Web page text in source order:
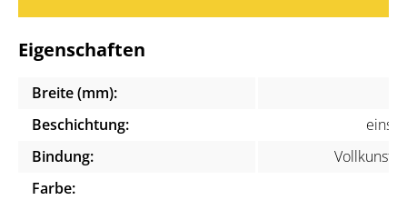
Eigenschaften
Breite (mm):
Beschichtung:
Bindung:
Farbe: